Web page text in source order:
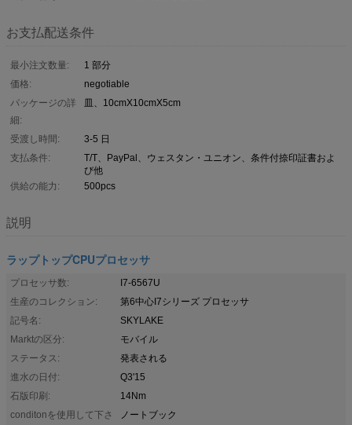
お支払配送条件
最小注文数量:
1 部分
価格:
negotiable
パッケージの詳
細:
皿、10cmX10cmX5cm
受渡し時間:
3-5 日
支払条件:
T/T、PayPal、ウェスタン・ユニオン、条件付捺印証書およ
び他
供給の能力:
500pcs
説明
ラップトップCPUプロセッサ
プロセッサ数:
I7-6567U
生産のコレクション:
第6中心I7シリーズ プロセッサ
記号名:
SKYLAKE
Marktの区分:
モバイル
ステータス:
発表される
進水の日付:
Q3'15
石版印刷:
14Nm
conditonを使用して下さ
ノートブック